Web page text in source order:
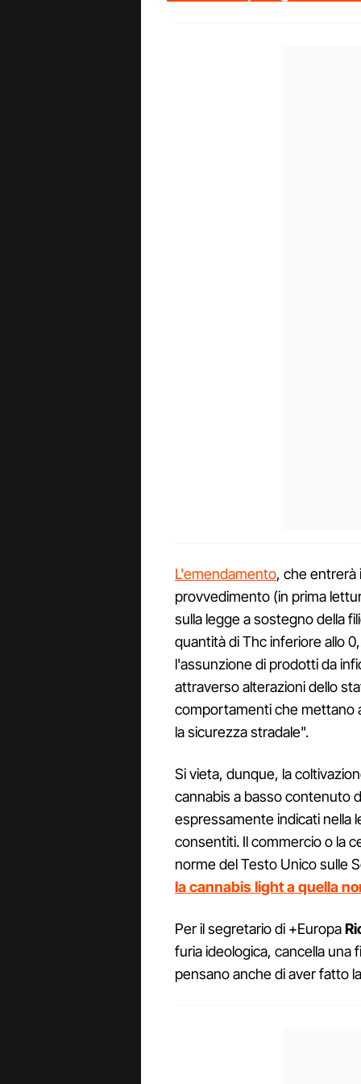
L'emendamento, che entrerà
provvedimento (in prima
sulla legge a sostegno della
quantità di Thc inferiore allo
l'assunzione di prodotti da
attraverso alterazioni dello
comportamenti che mettano
la sicurezza stradale".
Si vieta, dunque, la
cannabis a basso contenuto
espressamente indicati nella
consentiti. Il commercio o la
norme del Testo Unico sulle
la cannabis light a quella
Per il segretario di +Europa
furia ideologica, cancella una
pensano anche di aver fatto